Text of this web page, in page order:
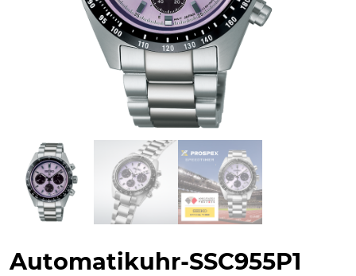
Automatikuhr-SSC955P1